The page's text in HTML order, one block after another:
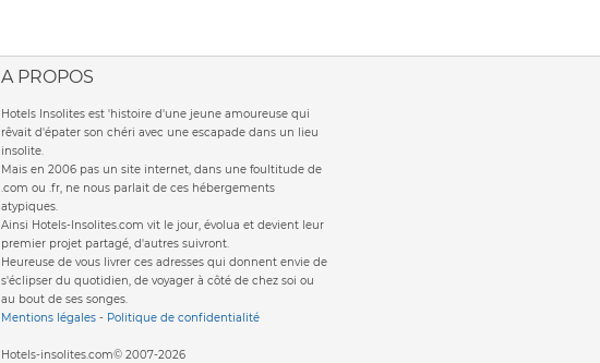
A PROPOS
Hotels Insolites est 'histoire d'une jeune amoureuse qui
rêvait d'épater son chéri avec une escapade dans un lieu
insolite.
Mais en 2006 pas un site internet, dans une foultitude de
.com ou .fr, ne nous parlait de ces hébergements
atypiques.
Ainsi Hotels-Insolites.com vit le jour, évolua et devient leur
premier projet partagé, d'autres suivront.
Heureuse de vous livrer ces adresses qui donnent envie de
s'éclipser du quotidien, de voyager à côté de chez soi ou
au bout de ses songes.
Mentions légales - Politique de confidentialité
Hotels-insolites.com© 2007-2026